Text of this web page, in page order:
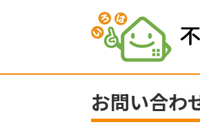
お問い合わ